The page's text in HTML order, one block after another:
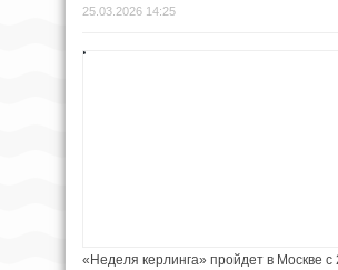
25.03.2026 14:25
«Неделя керлинга» пройдет в Москве